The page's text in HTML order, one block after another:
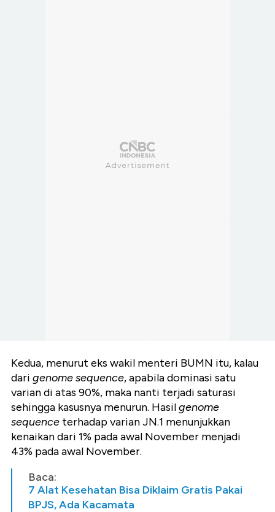
Kedua, menurut eks wakil menteri BUMN itu, kalau
dari genome sequence, apabila dominasi satu
varian di atas 90%, maka nanti terjadi saturasi
sehingga kasusnya menurun. Hasilgenome
sequence terhadap varian JN.1 menunjukkan
kenaikan dari 1% pada awal November menjadi
43% pada awal November.
Baca:
7 Alat Kesehatan Bisa Diklaim Gratis Pakai
BPJS, Ada Kacamata